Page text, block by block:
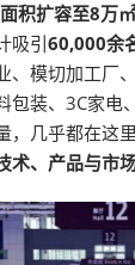
积扩容至8万㎡
吸引60,000余
、模切加工厂
包装、3C家电
几乎都在这里
、产品与市场